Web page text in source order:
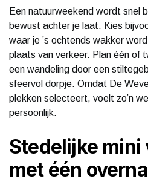
Een natuurweekend wordt snel
bewust achter je laat. Kies
waar je ’s ochtends wakker
plaats van verkeer. Plan één of
een wandeling door een
sfeervol dorpje. Omdat De
plekken selecteert, voelt zo’n
persoonlijk.
Stedelijke
met één